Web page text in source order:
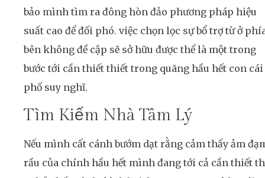
bảo mình tìm ra đông hòn đảo phương pháp hiệu
suất cao để đối phó. việc chọn lọc sự bổ trợ từ ở
bên không đề cập sẽ sở hữu được thể là một trong
bước tới cần thiết thiết trong quãng hầu hết con cái
phố suy nghĩ.
Tìm Kiếm Nhà Tâm Lý
Nếu mình cất cánh bướm dạt rằng cảm thấy ảm
rầu của chính hầu hết mình đang tới cả cần thiết